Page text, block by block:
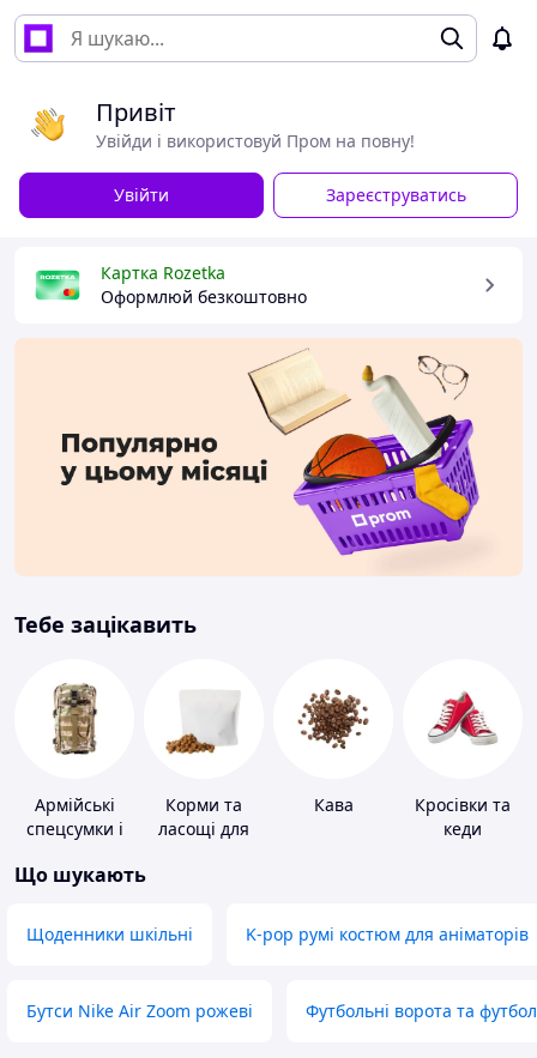
Привіт
Увійди і використовуй Пром на повну!
Увійти Зареєструватись
Картка Rozetka
Оформлюй безкоштовно
Тебе зацікавить
Армійські
спецсумки і
Корми та
ласощі для
Кава
Кросівки та
кеди
Що шукають
Щоденники шкільні K-pop румі костюм для аніматорів
Бутси Nike Air Zoom рожеві Футбольні ворота та